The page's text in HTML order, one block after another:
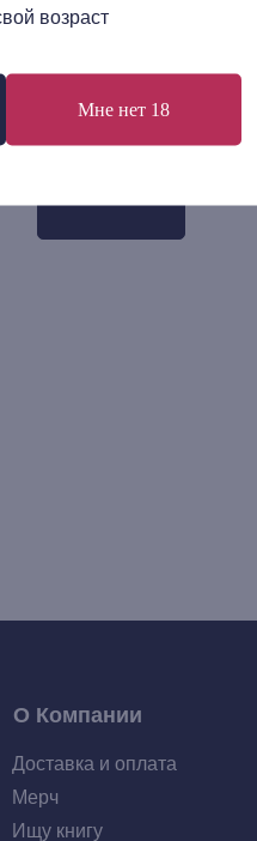
возраст
Мне нет 18
Александр Клюге: «Я
мертвеца». Беседы с
835 р.
О Компании
Ищу книгу
Мерч
Доставка и оплата